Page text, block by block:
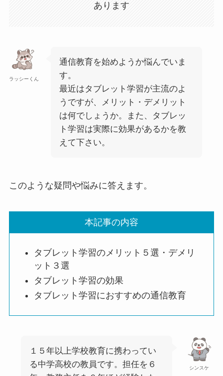
あります
ラッシーくん
通信教育を始めようか悩んでいま
す。
最近はタブレット学習が主流のよ
うですが、メリット・デメリット
は何でしょうか。また、タブレッ
ト学習は実際に効果があるかを教
えて下さい。
このような疑問や悩みに答えます。
本記事の内容
タブレット学習のメリット５選・デメリ
ット３選
タブレット学習の効果
タブレット学習におすすめの通信教育
シンスケ
１５年以上学校教育に携わってい
る中学高校の教員です。担任を６